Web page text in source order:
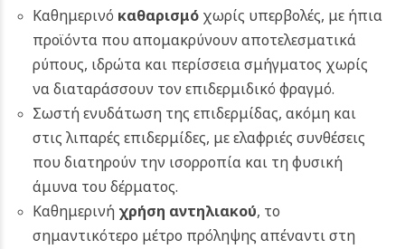
Καθημερινό καθαρισμόχωρίς υπερβολές, με ήπια
προϊόντα που απομακρύνουν αποτελεσματικά
ρύπους, ιδρώτα και περίσσεια σμήγματος χωρίς
να διαταράσσουν τον επιδερμιδικό φραγμό.
Σωστή ενυδάτωση της επιδερμίδας, ακόμη και
στις λιπαρές επιδερμίδες, με ελαφριές συνθέσεις
που διατηρούν την ισορροπία και τη φυσική
άμυνα του δέρματος.
Καθημερινή χρήση αντηλιακού, το
σημαντικότερο μέτρο πρόληψης απέναντι στη